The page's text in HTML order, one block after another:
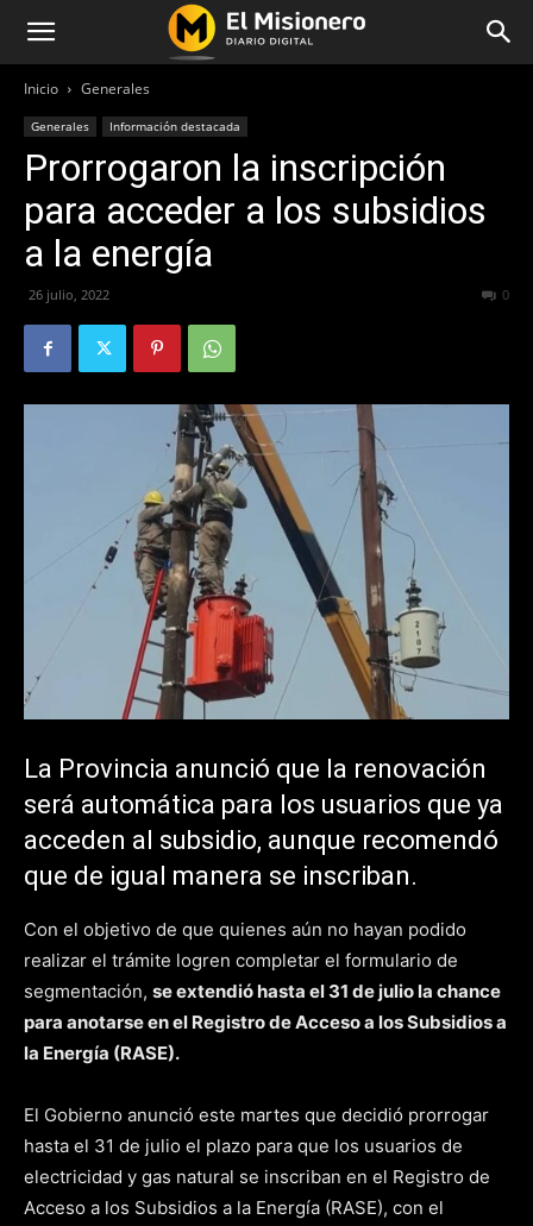
Inicio Generales
Generales Información destacada
Prorrogaron la inscripción
para acceder a los subsidios
a la energía
26 julio, 2022 0
La Provincia anunció que la renovación
será automática para los usuarios que ya
acceden al subsidio, aunque recomendó
que de igual manera se inscriban.
Con el objetivo de que quienes aún no hayan podido
realizar el trámite logren completar el formulario de
segmentación, se extendió hasta el 31 de julio la chance
para anotarse en el Registro de Acceso a los Subsidios a
la Energía (RASE).
El Gobierno anunció este martes que decidió prorrogar
hasta el 31 de julio el plazo para que los usuarios de
electricidad y gas natural se inscriban en el Registro de
Acceso a los Subsidios a la Energía (RASE), con el